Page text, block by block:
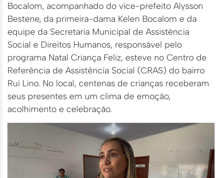
Bocalom, acompanhado do vice-prefeito Alysson
Bestene, da primeira-dama Kelen Bocalom e da
equipe da Secretaria Municipal de Assistência
Social e Direitos Humanos, responsável pelo
programa Natal Criança Feliz, esteve no Centro de
Referência de Assistência Social (CRAS) do bairro
Rui Lino. No local, centenas de crianças receberam
seus presentes em um clima de emoção,
acolhimento e celebração.